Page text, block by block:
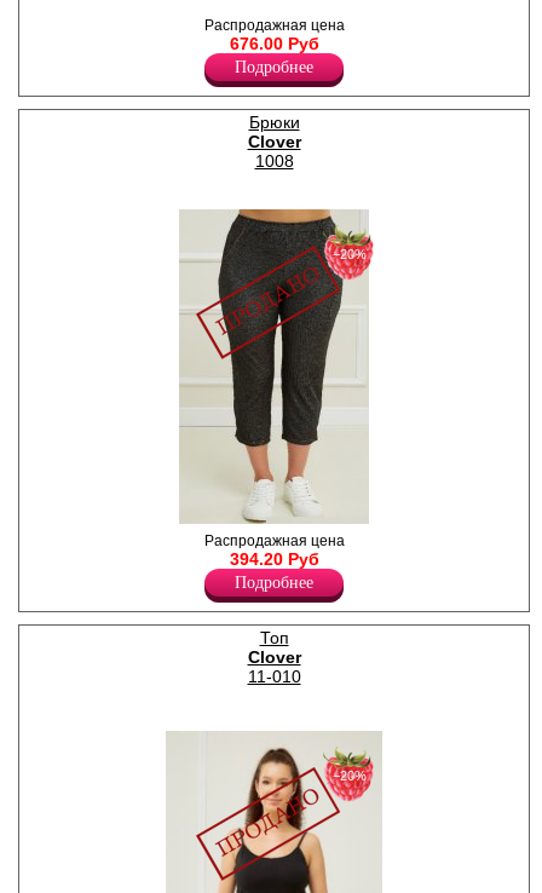
трикотажного полотна
футер 2-х нитка, низ на
манжетах, принт-надпись на
левой части изделия.
Лайкра 5%
Хлопок 95%
Распродажная цена
676.00 Руб
Подробнее
Брюки
Clover
1008
Бриджи женские из
хлопкового полотна с
добавлением эластана, пояс
на резинке, боковые
наклонные карманы.
Хлопок 65%
Эластан 35%
−20%
Распродажная цена
394.20 Руб
Подробнее
Топ
Clover
11-010
−20%